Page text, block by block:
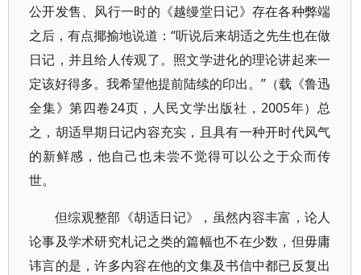
公开发售、风行一时的《越缦堂日记》存在各种弊端
之后，有点揶揄地说道：“听说后来胡适之先生也在做
日记，并且给人传观了。照文学进化的理论讲起来一
定该好得多。我希望他提前陆续的印出。”（载《鲁迅
全集》第四卷24页，人民文学出版社，2005年）总
之，胡适早期日记内容充实，且具有一种开时代风气
的新鲜感，他自己也未尝不觉得可以公之于众而传
世。
但综观整部《胡适日记》，虽然内容丰富，论人
论事及学术研究札记之类的篇幅也不在少数，但毋庸
讳言的是，许多内容在他的文集及书信中都已反复出